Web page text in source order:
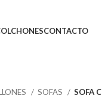
CONTACTO
SOFAS SOFA